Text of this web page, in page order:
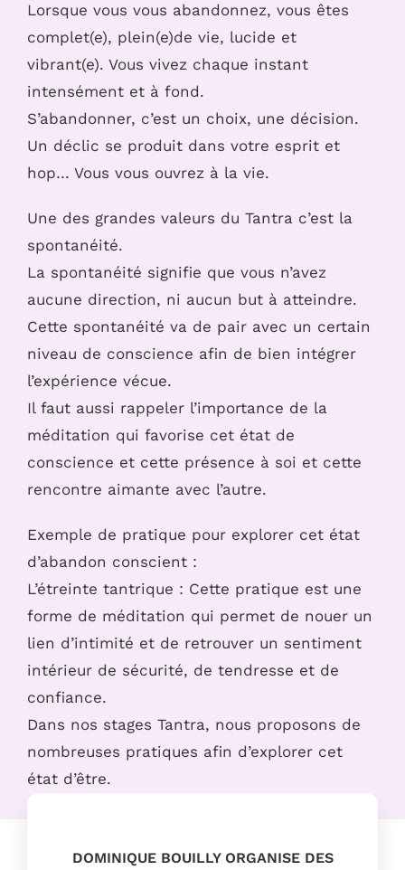
Lorsque vous vous abandonnez, vous êtes
complet(e), plein(e)de vie, lucide et
vibrant(e). Vous vivez chaque instant
intensément et à fond.
S’abandonner, c’est un choix, une décision.
Un déclic se produit dans votre esprit et
hop… Vous vous ouvrez à la vie.
Une des grandes valeurs du Tantra c’est la
spontanéité.
La spontanéité signifie que vous n’avez
aucune direction, ni aucun but à atteindre.
Cette spontanéité va de pair avec un certain
niveau de conscience afin de bien intégrer
l’expérience vécue.
Il faut aussi rappeler l’importance de la
méditation qui favorise cet état de
conscience et cette présence à soi et cette
rencontre aimante avec l’autre.
Exemple de pratique pour explorer cet état
d’abandon conscient :
L’étreinte tantrique : Cette pratique est une
forme de méditation qui permet de nouer un
lien d’intimité et de retrouver un sentiment
intérieur de sécurité, de tendresse et de
confiance.
Dans nos stages Tantra, nous proposons de
nombreuses pratiques afin d’explorer cet
état d’être.
DOMINIQUE BOUILLY ORGANISE DES